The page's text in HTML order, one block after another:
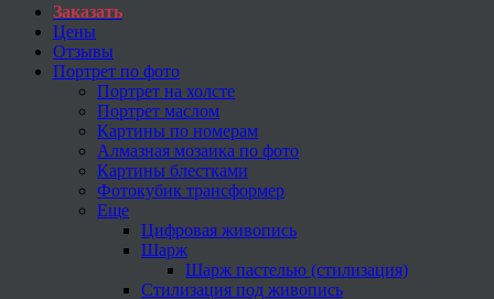
Заказать
Цены
Отзывы
Портрет по фото
Портрет на холсте
Портрет маслом
Картины по номерам
Алмазная мозаика по фото
Картины блестками
Фотокубик трансформер
Еще
Цифровая живопись
Шарж
Шарж пастелью (стилизация)
Стилизация под живопись